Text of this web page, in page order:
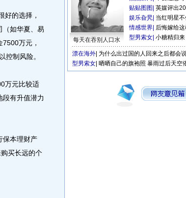
的选择，
（如华夏、易
万元，
控制风险。
万元比较适
段有升值潜力
本理财产
买长远的个
每天在吞别人口水
贴贴图图 英媒评出
娱乐旮旯 当红明星
情感世界 后悔嫁给
型男索女 小糖精归
漂在海外 为什么出过国的人回来之后都会
型男索女 晒晒自己的旗袍照 暴雨过后天空